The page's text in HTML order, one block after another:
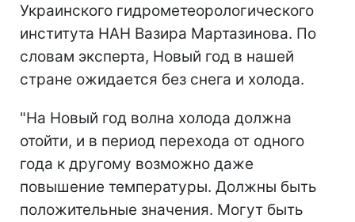
Украинского гидрометеорологического
института НАН Вазира Мартазинова. По
словам эксперта, Новый год в нашей
стране ожидается без снега и холода.
"На Новый год волна холода должна
отойти, и в период перехода от одного
года к другому возможно даже
повышение температуры. Должны быть
положительные значения. Могут быть